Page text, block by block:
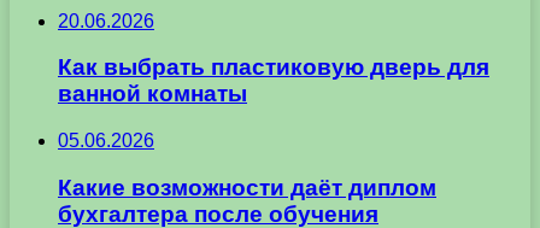
20.06.2026
Как выбрать пластиковую дверь для
ванной комнаты
05.06.2026
Какие возможности даёт диплом
бухгалтера после обучения